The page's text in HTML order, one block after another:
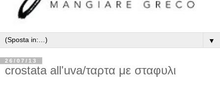
▼
26/07/13
crostata all'uva/ταρτα με σταφυλι